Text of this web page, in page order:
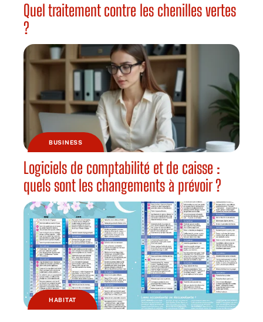
Quel traitement contre les chenilles vertes
?
BUSINESS
Logiciels de comptabilité et de caisse :
quels sont les changements à prévoir ?
HABITAT